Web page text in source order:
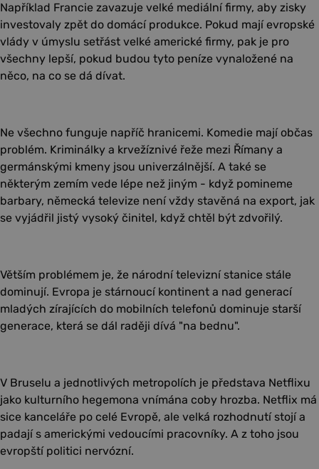
Například Francie zavazuje velké mediální firmy, aby zisky
investovaly zpět do domácí produkce. Pokud mají evropské
vlády v úmyslu setřást velké americké firmy, pak je pro
všechny lepší, pokud budou tyto peníze vynaložené na
něco, na co se dá dívat.
Ne všechno funguje napříč hranicemi. Komedie mají občas
problém. Kriminálky a krvežíznivé řeže mezi Římany a
germánskými kmeny jsou univerzálnější. A také se
některým zemím vede lépe než jiným - když pomineme
barbary, německá televize není vždy stavěná na export, jak
se vyjádřil jistý vysoký činitel, když chtěl být zdvořilý.
Větším problémem je, že národní televizní stanice stále
dominují. Evropa je stárnoucí kontinent a nad generací
mladých zírajících do mobilních telefonů dominuje starší
generace, která se dál raději dívá "na bednu".
V Bruselu a jednotlivých metropolích je představa Netflixu
jako kulturního hegemona vnímána coby hrozba. Netflix má
sice kanceláře po celé Evropě, ale velká rozhodnutí stojí a
padají s americkými vedoucími pracovníky. A z toho jsou
evropští politici nervózní.